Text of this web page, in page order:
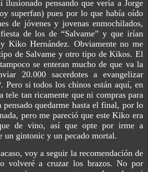
ilusionado pensando que vería a Jorge
superfan) pues por lo que había oído
de jóvenes y jovenas enmochilados,
de los de “Salvame” y que irían
Kiko Hernández. Obviamente no me
de Salvame y otro tipo de Kikos. El
se enteran mucho de que va la
20.000 sacerdotes a evangelizar
Pero si todos los chinos están aquí, en
tele tan ricamente que ni compras para
pensado quedarme hasta el final, por lo
pero me pareció que este Kiko era
de vino, así que opte por irme a
un gintonic y un pecado mortal.
voy a seguir la recomendación de
volveré a cruzar los brazos. No por